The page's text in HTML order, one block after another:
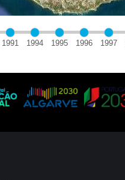
1991 1994 1995 1996 1997